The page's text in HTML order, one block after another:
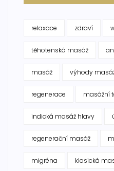
relaxace zdraví
těhotenská masáž
masáž výhody
regenerace masážní
indická masáž hlavy
regenerační masáž
migréna klasická